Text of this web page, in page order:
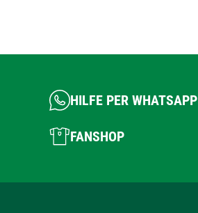
HILFE PER WHATSAPP
FANSHOP